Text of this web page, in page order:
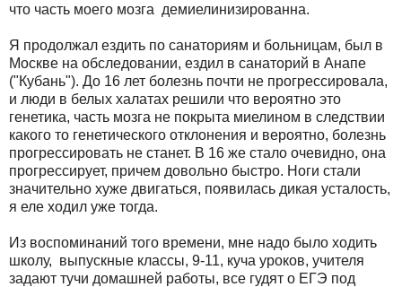
что часть моего мозга демиелинизированна.
Я продолжал ездить по санаториям и больницам, был в
Москве на обследовании, ездил в санаторий в Анапе
("Кубань"). До 16 лет болезнь почти не прогрессировала,
и люди в белых халатах решили что вероятно это
генетика, часть мозга не покрыта миелином в следствии
какого то генетического отклонения и вероятно, болезнь
прогрессировать не станет. В 16 же стало очевидно, она
прогрессирует, причем довольно быстро. Ноги стали
значительно хуже двигаться, появилась дикая усталость,
я еле ходил уже тогда.
Из воспоминаний того времени, мне надо было ходить
школу, выпускные классы, 9-11, куча уроков, учителя
задают тучи домашней работы, все гудят о ЕГЭ под